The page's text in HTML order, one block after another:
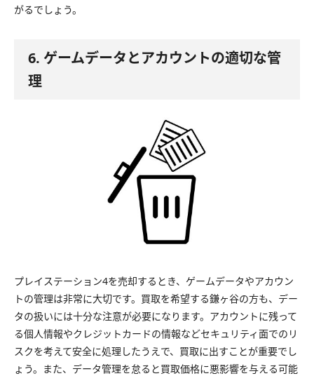
がるでしょう。
6. ゲームデータとアカウントの適切な管
理
プレイステーション4を売却するとき、ゲームデータやアカウン
トの管理は非常に大切です。買取を希望する鎌ヶ谷の方も、デー
タの扱いには十分な注意が必要になります。アカウントに残って
る個人情報やクレジットカードの情報などセキュリティ面でのリ
スクを考えて安全に処理したうえで、買取に出すことが重要でし
ょう。また、データ管理を怠ると買取価格に悪影響を与える可能